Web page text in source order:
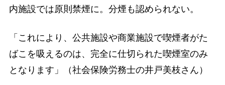
内施設では原則禁煙に。分煙も認められない。
「これにより、公共施設や商業施設で喫煙者がた
ばこを吸えるのは、完全に仕切られた喫煙室のみ
となります」（社会保険労務士の井戸美枝さん）